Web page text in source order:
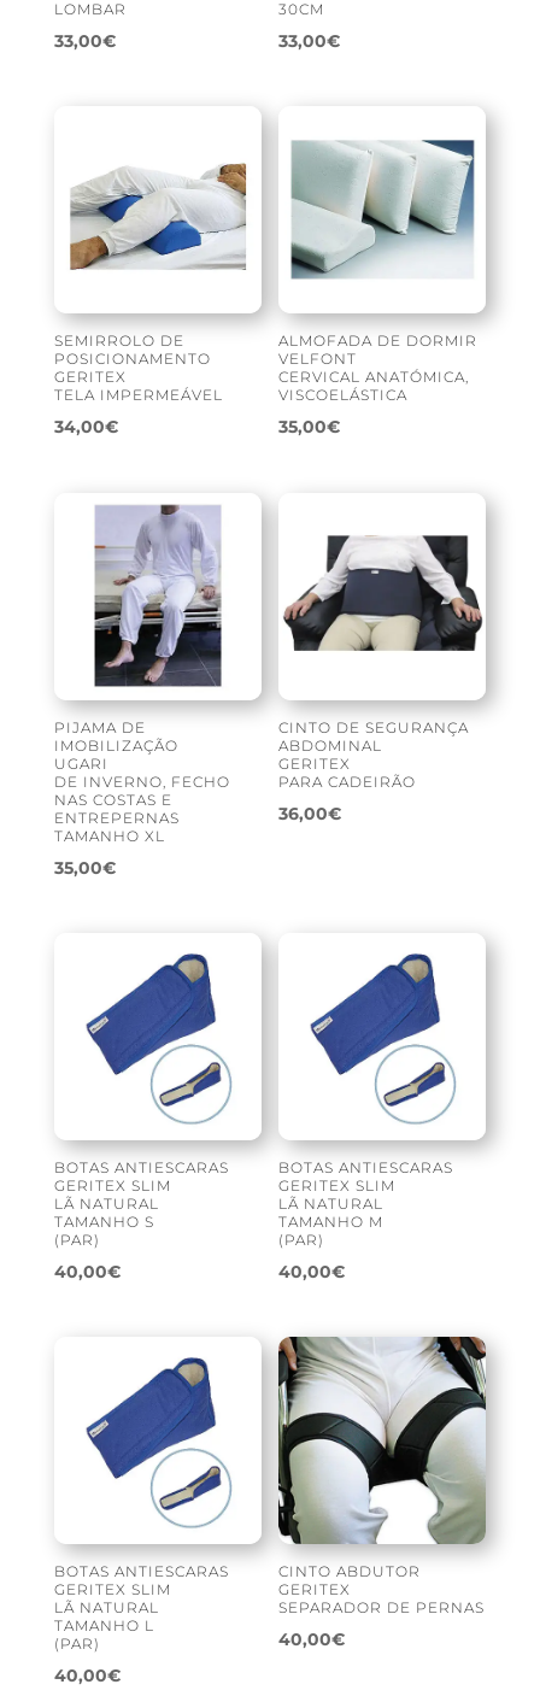
LOMBAR
33,00€
30CM
33,00€
SEMIRROLO DE
POSICIONAMENTO
GERITEX
TELA IMPERMEÁVEL
34,00€
ALMOFADA DE DORMIR
VELFONT
CERVICAL ANATÓMICA,
VISCOELÁSTICA
35,00€
PIJAMA DE
IMOBILIZAÇÃO
UGARI
DE INVERNO, FECHO
NAS COSTAS E
ENTREPERNAS
TAMANHO XL
35,00€
CINTO DE SEGURANÇA
ABDOMINAL
GERITEX
PARA CADEIRÃO
36,00€
BOTAS ANTIESCARAS
GERITEX SLIM
LÃ NATURAL
TAMANHO S
(PAR)
40,00€
BOTAS ANTIESCARAS
GERITEX SLIM
LÃ NATURAL
TAMANHO M
(PAR)
40,00€
BOTAS ANTIESCARAS
GERITEX SLIM
LÃ NATURAL
TAMANHO L
(PAR)
40,00€
CINTO ABDUTOR
GERITEX
SEPARADOR DE PERNAS
40,00€